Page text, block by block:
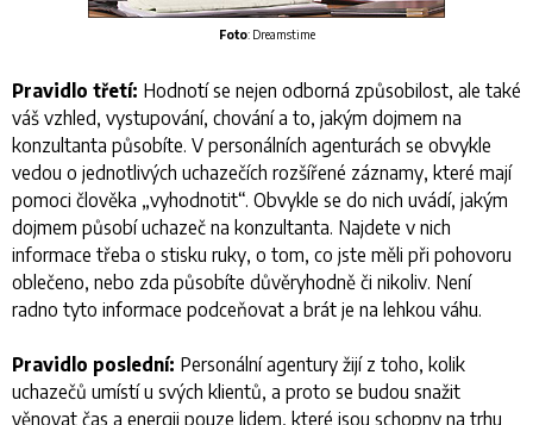
Foto: Dreamstime
Pravidlo třetí: Hodnotí se nejen odborná způsobilost, ale také
váš vzhled, vystupování, chování a to, jakým dojmem na
konzultanta působíte. V personálních agenturách se obvykle
vedou o jednotlivých uchazečích rozšířené záznamy, které mají
pomoci člověka „vyhodnotit“. Obvykle se do nich uvádí, jakým
dojmem působí uchazeč na konzultanta. Najdete v nich
informace třeba o stisku ruky, o tom, co jste měli při pohovoru
oblečeno, nebo zda působíte důvěryhodně či nikoliv. Není
radno tyto informace podceňovat a brát je na lehkou váhu.
Pravidlo poslední: Personální agentury žijí z toho, kolik
uchazečů umístí u svých klientů, a proto se budou snažit
věnovat čas a energii pouze lidem, které jsou schopny na trhu